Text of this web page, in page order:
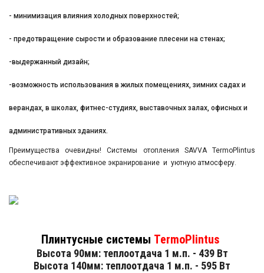
- минимизация влияния холодных поверхностей;
- предотвращение сырости и образование плесени на стенах;
-выдержанный дизайн;
-возможность использования в жилых помещениях, зимних садах и
верандах, в школах, фитнес-студиях, выставочных залах, офисных и
административных зданиях.
Преимущества очевидны! Системы отопления SAVVA TermoPlintus
обеспечивают эффективное экранирование и уютную атмосферу.
Плинтусные системы TermoPlintus
Высота 90мм: теплоотдача 1 м.п. - 439 Вт
Высота 140мм: теплоотдача 1 м.п. - 595 Вт